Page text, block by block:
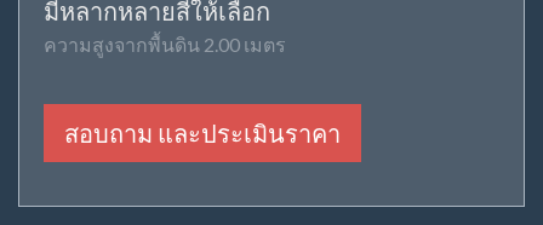
มีหลากหลายสีให้เลือก
ความสูงจากพื้นดิน 2.00 เมตร
สอบถาม และประเมินราคา